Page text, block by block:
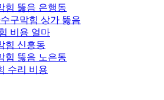
힘 뚫음 은행동
구막힘 상가 뚫음
비용 얼마
힘 신흥동
힘 뚫음 노은동
수리 비용